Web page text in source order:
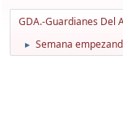
GDA.-Guardianes Del
► Semana